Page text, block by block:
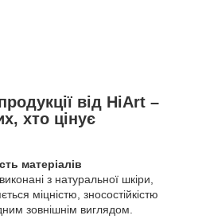
від HiArt –
хто цінує
матеріалів
з натуральної шкіри,
міцністю, зносостійкістю
зовнішнім виглядом.